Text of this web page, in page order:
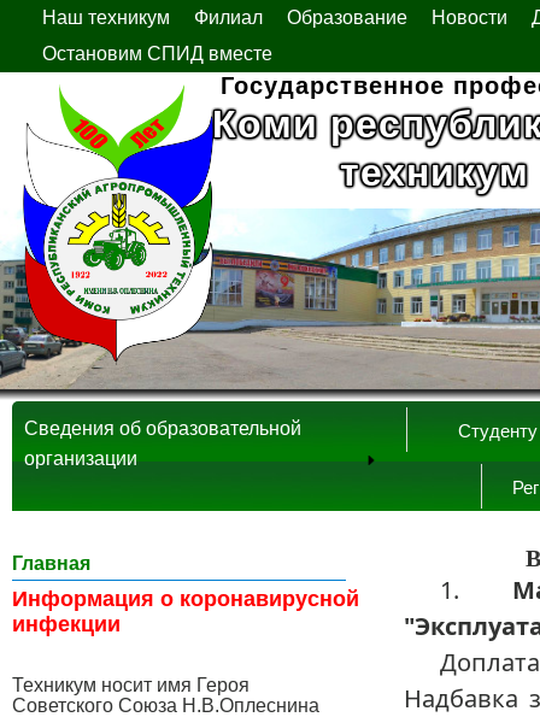
Наш техникум Филиал Образование Новости
Остановим СПИД вместе
Государственное
Коми
Студенту
Сведения об образовательной
организации
Главная
Информация о коронавирусной
инфекции
Техникум носит имя Героя
Советского Союза Н.В.Оплеснина
1.
Надбавка